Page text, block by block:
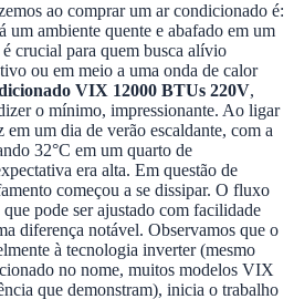
ao comprar um ar condicionado é:
um ambiente quente e abafado em um
crucial para quem busca alívio
ou em meio a uma onda de calor
VIX 12000 BTUs 220V,
o mínimo, impressionante. Ao ligar
um dia de verão escaldante, com a
32°C em um quarto de
era alta. Em questão de
começou a se dissipar. O fluxo
pode ser ajustado com facilidade
diferença notável. Observamos que o
à tecnologia inverter (mesmo
no nome, muitos modelos VIX
que demonstram), inicia o trabalho